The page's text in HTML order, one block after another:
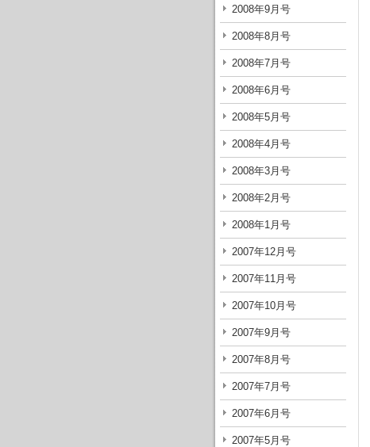
2008年9月号
2008年8月号
2008年7月号
2008年6月号
2008年5月号
2008年4月号
2008年3月号
2008年2月号
2008年1月号
2007年12月号
2007年11月号
2007年10月号
2007年9月号
2007年8月号
2007年7月号
2007年6月号
2007年5月号